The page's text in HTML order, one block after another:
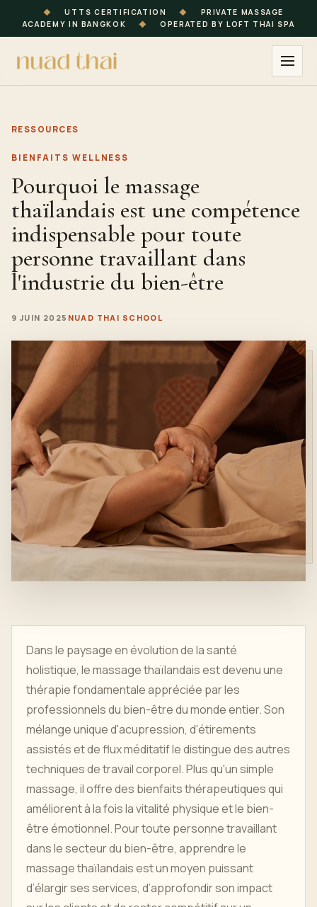
◆ UTTS CERTIFICATION ◆
PRIVATE MASSAGE
ACADEMY IN BANGKOK
◆ OPERATED BY LOFT THAI SPA
RESSOURCES
BIENFAITS WELLNESS
Pourquoi le massage
thaïlandais est une compétence
indispensable pour toute
personne travaillant dans
l'industrie du bien-être
9 JUIN 2025 NUAD THAI SCHOOL
Dans le paysage en évolution de la santé
holistique, le massage thaïlandais est devenu une
thérapie fondamentale appréciée par les
professionnels du bien-être du monde entier. Son
mélange unique d'acupression, d'étirements
assistés et de flux méditatif le distingue des autres
techniques de travail corporel. Plus qu'un simple
massage, il offre des bienfaits thérapeutiques qui
améliorent à la fois la vitalité physique et le bien-
être émotionnel. Pour toute personne travaillant
dans le secteur du bien-être, apprendre le
massage thaïlandais est un moyen puissant
d’élargir ses services, d’approfondir son impact